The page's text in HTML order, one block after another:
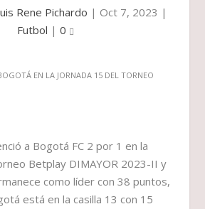
Rene Pichardo | Oct 7, 2023 |
Futbol | 0
a Bogotá FC 2 por 1 en la
Betplay DIMAYOR 2023-II y
como líder con 38 puntos,
está en la casilla 13 con 15